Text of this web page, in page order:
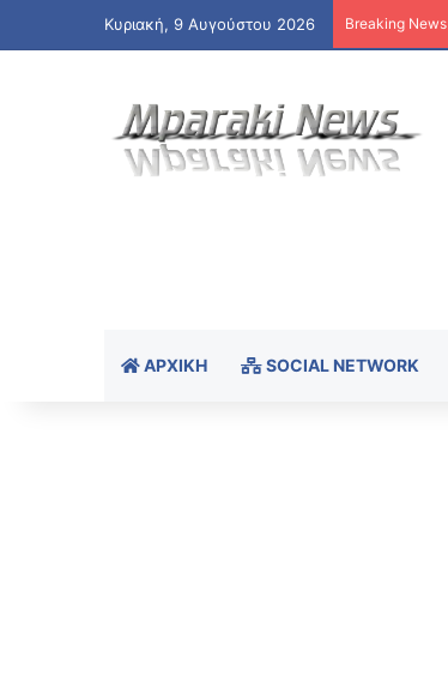
Κυριακή, 9 Αυγούστου 2026 Breaking News
ΑΡΧΙΚΉ SOCIAL NETWORK